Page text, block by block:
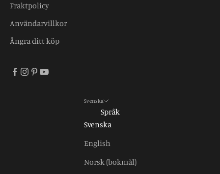
Fraktpolicy
Användarvillkor
Ångra ditt köp
Svenska
Språk
Svenska
English
Norsk (bokmål)